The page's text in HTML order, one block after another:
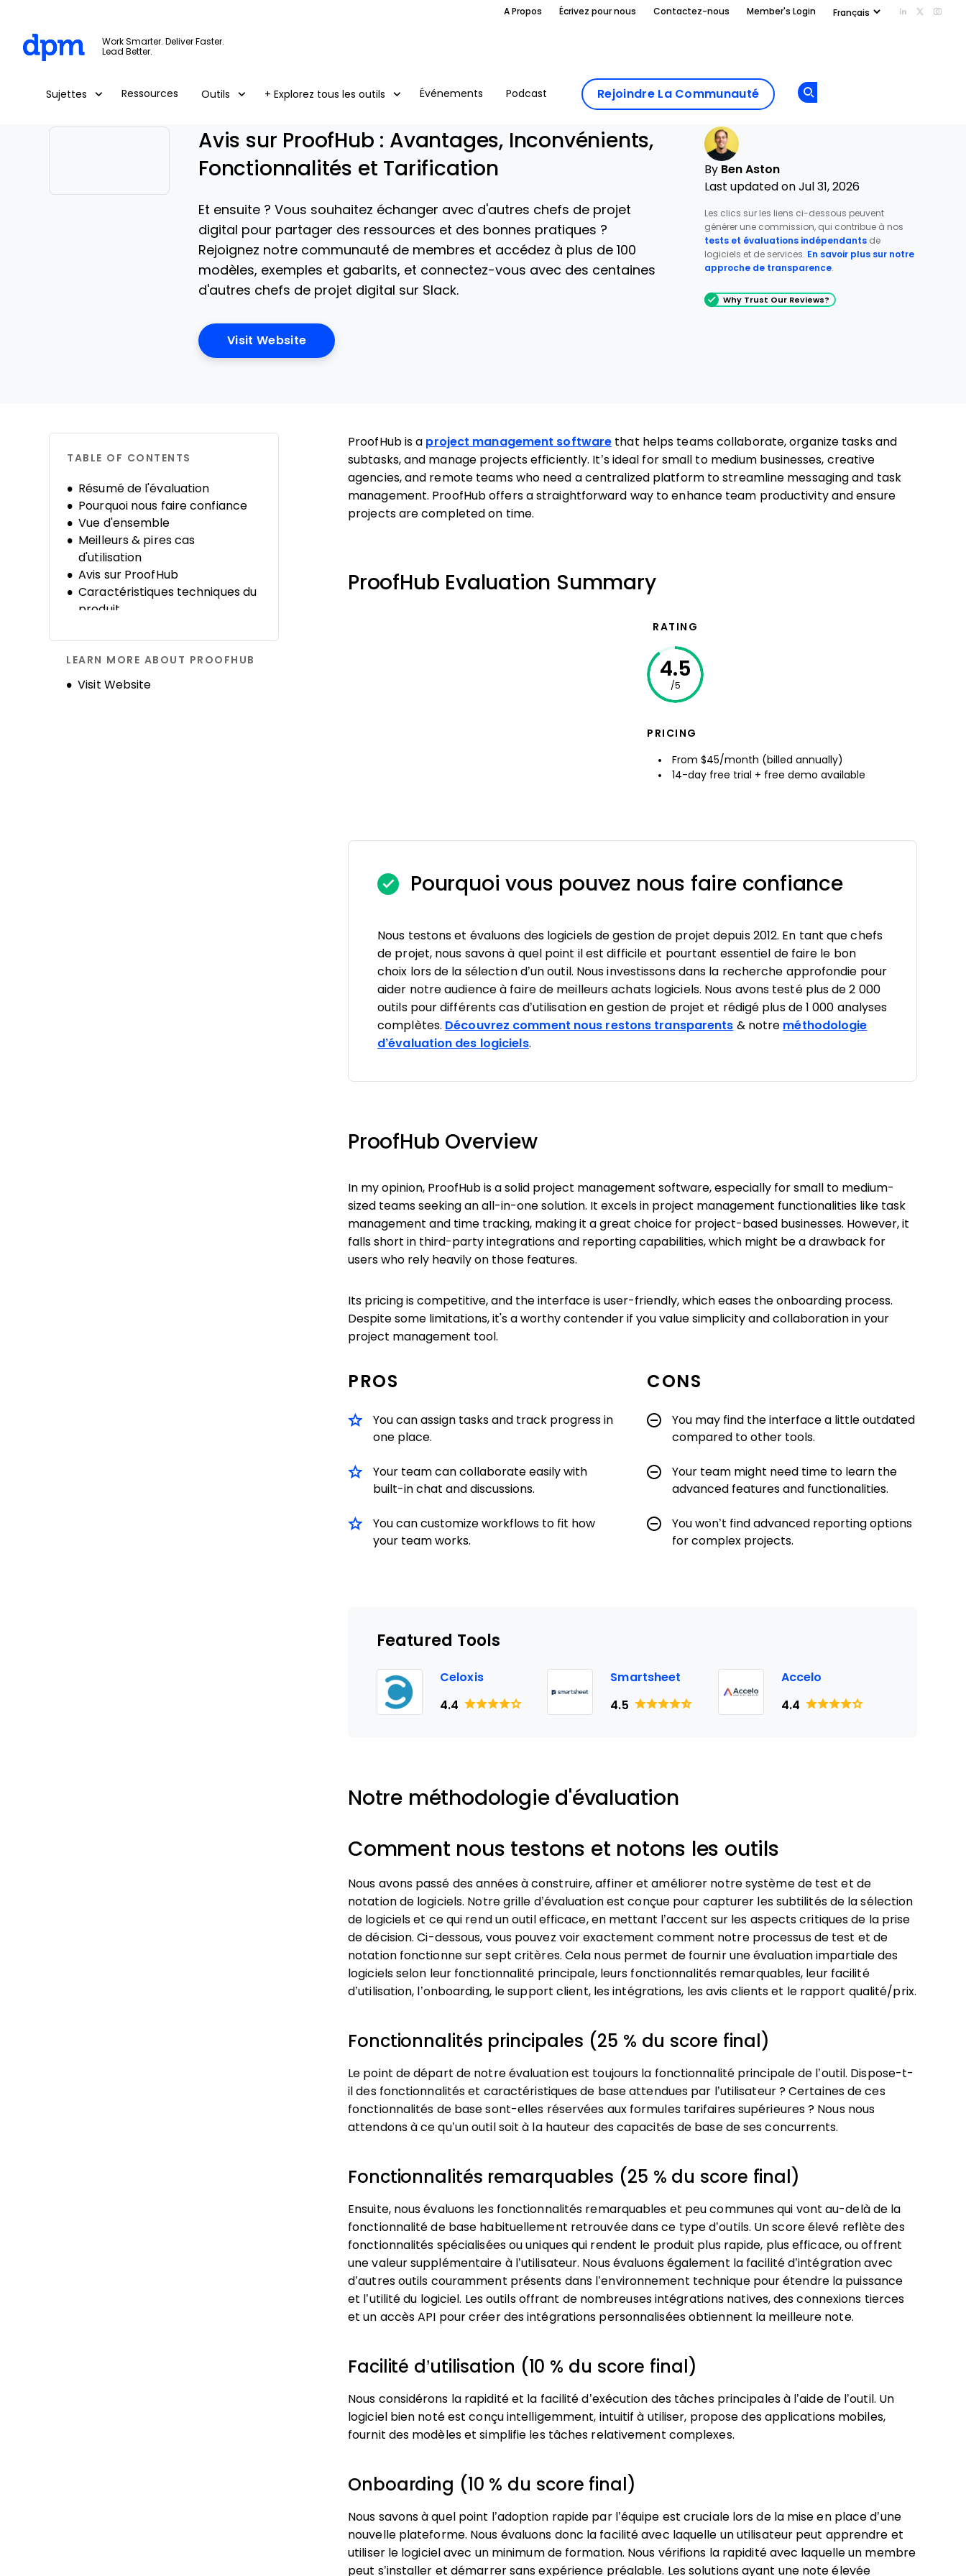
Skip to main content
A Propos Écrivez pour nous Contactez-nous Member's Login Add us on
Follow
Work Smarter. Deliver Faster.
Lead Better.
Sujettes Ressources Outils + Explorez tous les outils Événements Podcast Rejoindre La Communauté
Avis sur ProofHub : Avantages, Inconvénients,
Fonctionnalités et Tarification
Et ensuite ? Vous souhaitez échanger avec d'autres chefs de projet
digital pour partager des ressources et des bonnes pratiques ?
Rejoignez notre communauté de membres et accédez à plus de 100
modèles, exemples et gabarits, et connectez-vous avec des centaines
d'autres chefs de projet digital sur Slack.
Visit WebsiteOpens New Window
By Ben Aston
Last updated on Jul 31, 2026
Les clics sur les liens ci-dessous peuvent
générer une commission, qui contribue à nos
tests et évaluations indépendants de
logiciels et de services. En savoir plus sur notre
approche de transparence.
Why Trust Our Reviews?
TABLE OF CONTENTS
Résumé de l'évaluation
Pourquoi nous faire confiance
Vue d'ensemble
Meilleurs & pires cas
d'utilisation
Avis sur ProofHub
Caractéristiques techniques du
produit
FAQ
Historique de l'entreprise
LEARN MORE ABOUT PROOFHUB
Visit Website
Opens new window
ProofHub is a project management software that helps teams collaborate, organize tasks and
subtasks, and manage projects efficiently. It’s ideal for small to medium businesses, creative
agencies, and remote teams who need a centralized platform to streamline messaging and task
management. ProofHub offers a straightforward way to enhance team productivity and ensure
projects are completed on time.
ProofHub Evaluation Summary
RATING
4.5
/5
PRICING
From $45/month (billed annually)
14-day free trial + free demo available
Pourquoi vous pouvez nous faire confiance
Nous testons et évaluons des logiciels de gestion de projet depuis 2012. En tant que chefs
de projet, nous savons à quel point il est difficile et pourtant essentiel de faire le bon
choix lors de la sélection d’un outil. Nous investissons dans la recherche approfondie pour
aider notre audience à faire de meilleurs achats logiciels. Nous avons testé plus de 2 000
outils pour différents cas d’utilisation en gestion de projet et rédigé plus de 1 000 analyses
complètes. Découvrez comment nous restons transparents & notre méthodologie
d’évaluation des logiciels.
ProofHub Overview
In my opinion, ProofHub is a solid project management software, especially for small to medium-
sized teams seeking an all-in-one solution. It excels in project management functionalities like task
management and time tracking, making it a great choice for project-based businesses. However, it
falls short in third-party integrations and reporting capabilities, which might be a drawback for
users who rely heavily on those features.
Its pricing is competitive, and the interface is user-friendly, which eases the onboarding process.
Despite some limitations, it's a worthy contender if you value simplicity and collaboration in your
project management tool.
PROS
You can assign tasks and track progress in
one place.
Your team can collaborate easily with
built-in chat and discussions.
You can customize workflows to fit how
your team works.
CONS
You may find the interface a little outdated
compared to other tools.
Your team might need time to learn the
advanced features and functionalities.
You won’t find advanced reporting options
for complex projects.
Featured Tools
Celoxis
4.4
Smartsheet
4.5
Accelo
4.4
Notre méthodologie d'évaluation
Comment nous testons et notons les outils
Nous avons passé des années à construire, affiner et améliorer notre système de test et de
notation de logiciels. Notre grille d’évaluation est conçue pour capturer les subtilités de la sélection
de logiciels et ce qui rend un outil efficace, en mettant l’accent sur les aspects critiques de la prise
de décision. Ci-dessous, vous pouvez voir exactement comment notre processus de test et de
notation fonctionne sur sept critères. Cela nous permet de fournir une évaluation impartiale des
logiciels selon leur fonctionnalité principale, leurs fonctionnalités remarquables, leur facilité
d’utilisation, l’onboarding, le support client, les intégrations, les avis clients et le rapport qualité/prix.
Fonctionnalités principales (25 % du score final)
Le point de départ de notre évaluation est toujours la fonctionnalité principale de l’outil. Dispose-t-
il des fonctionnalités et caractéristiques de base attendues par l’utilisateur ? Certaines de ces
fonctionnalités de base sont-elles réservées aux formules tarifaires supérieures ? Nous nous
attendons à ce qu’un outil soit à la hauteur des capacités de base de ses concurrents.
Fonctionnalités remarquables (25 % du score final)
Ensuite, nous évaluons les fonctionnalités remarquables et peu communes qui vont au-delà de la
fonctionnalité de base habituellement retrouvée dans ce type d’outils. Un score élevé reflète des
fonctionnalités spécialisées ou uniques qui rendent le produit plus rapide, plus efficace, ou offrent
une valeur supplémentaire à l’utilisateur. Nous évaluons également la facilité d’intégration avec
d’autres outils couramment présents dans l’environnement technique pour étendre la puissance
et l’utilité du logiciel. Les outils offrant de nombreuses intégrations natives, des connexions tierces
et un accès API pour créer des intégrations personnalisées obtiennent la meilleure note.
Facilité d’utilisation (10 % du score final)
Nous considérons la rapidité et la facilité d’exécution des tâches principales à l’aide de l’outil. Un
logiciel bien noté est conçu intelligemment, intuitif à utiliser, propose des applications mobiles,
fournit des modèles et simplifie les tâches relativement complexes.
Onboarding (10 % du score final)
Nous savons à quel point l’adoption rapide par l’équipe est cruciale lors de la mise en place d’une
nouvelle plateforme. Nous évaluons donc la facilité avec laquelle un utilisateur peut apprendre et
utiliser le logiciel avec un minimum de formation. Nous vérifions la rapidité avec laquelle un membre
peut s’installer et démarrer sans expérience préalable. Les solutions ayant une note élevée